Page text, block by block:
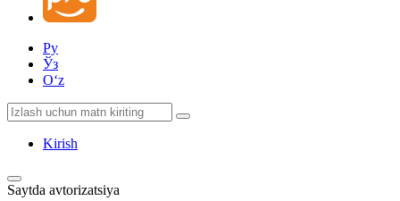
Ру
Ўз
Oʻz
Kirish
Saytda avtorizatsiya